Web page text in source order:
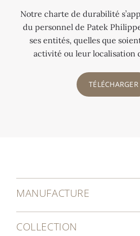
Notre charte de durabilité
du personnel de Patek
ses entités, quelles que
activité ou leur localisation
TÉLÉCHARGER
MANUFACTURE
COLLECTION